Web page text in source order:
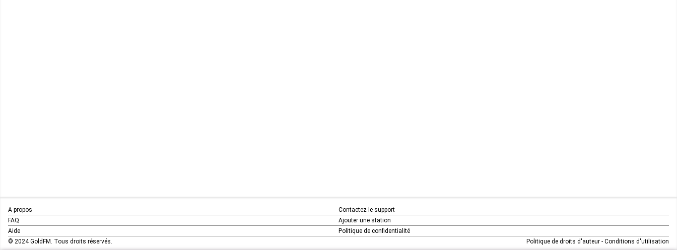
A propos
FAQ
Aide
Contactez le support
Ajouter une station
Politique de confidentialité
© 2024 GoldFM. Tous droits réservés.
Politique de droits d'auteur - Conditions d'utilisation